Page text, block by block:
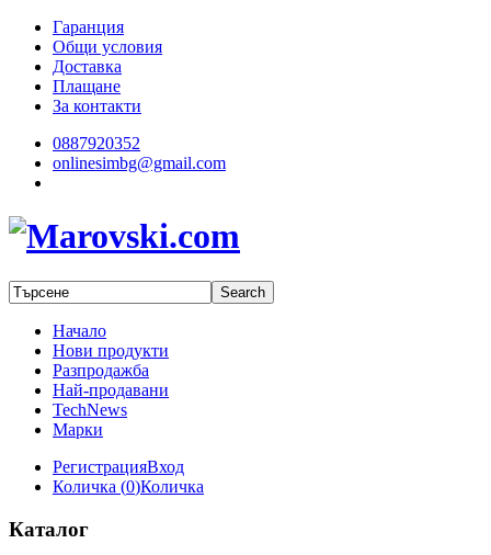
Гаранция
Общи условия
Доставка
Плащане
За контакти
0887920352
onlinesimbg@gmail.com
Начало
Нови продукти
Разпродажба
Най-продавани
TechNews
Марки
РегистрацияВход
Количка (0)Количка
Каталог